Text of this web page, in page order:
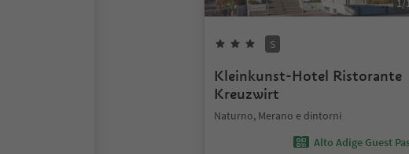
1/
S
Kleinkunst-Hotel Ristorante
Kreuzwirt
Naturno, Merano e dintorni
Alto Adige Guest